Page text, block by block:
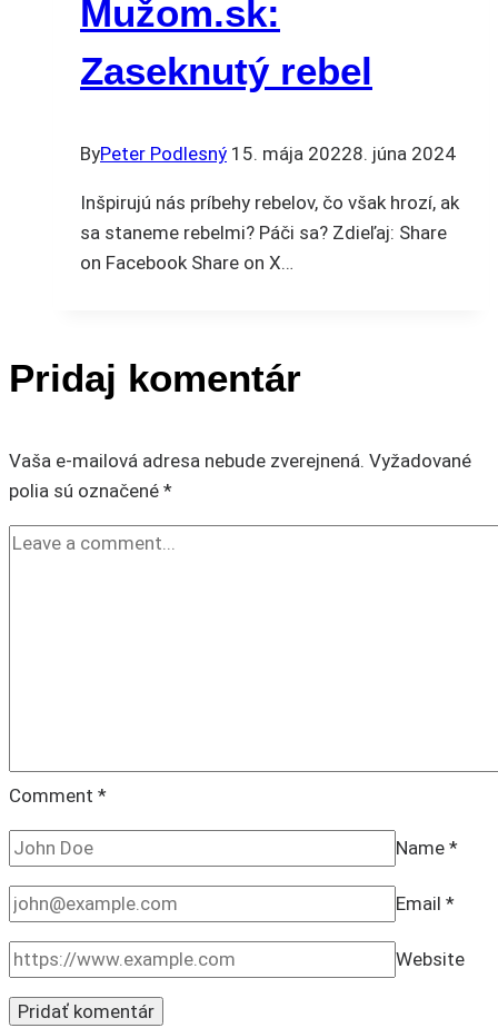
Mužom.sk:
Zaseknutý rebel
ByPeter Podlesný 15. mája 20228. júna 2024
Inšpirujú nás príbehy rebelov, čo však hrozí, ak
sa staneme rebelmi? Páči sa? Zdieľaj: Share
on Facebook Share on X…
Pridaj komentár
Vaša e-mailová adresa nebude zverejnená. Vyžadované
polia sú označené *
Comment *
Name *
Email *
Website